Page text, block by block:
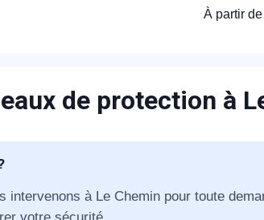
À partir
de protection à
intervenons à Le Chemin pour toute